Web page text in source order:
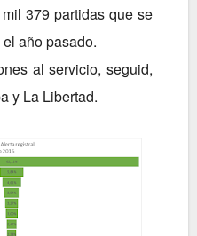
379 partidas que se
año pasado.
al servicio, seguid,
y La Libertad.